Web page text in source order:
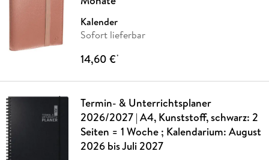
Kalender
Sofort lieferbar
14,60 €*
Termin- & Unterrichtsplaner
2026/2027 | A4, Kunststoff, schwarz: 2
Seiten = 1 Woche ; Kalendarium: August
2026 bis Juli 2027